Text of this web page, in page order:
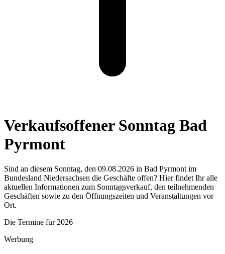
Verkaufsoffener Sonntag Bad
Pyrmont
Sind an diesem Sonntag, den 09.08.2026 in Bad Pyrmont im
Bundesland Niedersachsen die Geschäfte offen? Hier findet Ihr alle
aktuellen Informationen zum Sonntagsverkauf, den teilnehmenden
Geschäften sowie zu den Öffnungszeiten und Veranstaltungen vor
Ort.
Die Termine für 2026
Werbung